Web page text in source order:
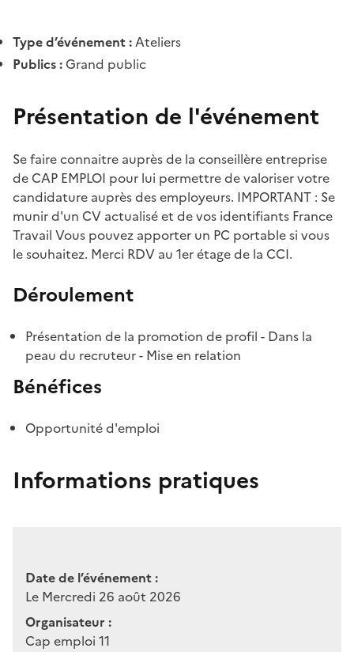
Type d’événement :Ateliers
Publics :Grand public
Présentation de l'événement
Se faire connaitre auprès de la conseillère entreprise
de CAP EMPLOI pour lui permettre de valoriser votre
candidature auprès des employeurs. IMPORTANT : Se
munir d'un CV actualisé et de vos identifiants France
Travail Vous pouvez apporter un PC portable si vous
le souhaitez. Merci RDV au 1er étage de la CCI.
Déroulement
Présentation de la promotion de profil - Dans la
peau du recruteur - Mise en relation
Bénéfices
Opportunité d'emploi
Informations pratiques
Date de l’événement :
Le Mercredi 26 août 2026
Organisateur :
Cap emploi 11